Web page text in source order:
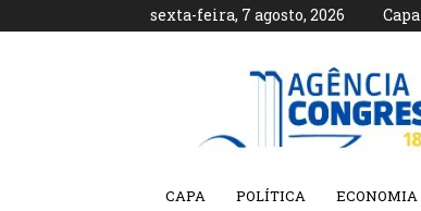
sexta-feira, 7 agosto, 2026 Capa
Agência
CAPA POLÍTICA ECONOMIA